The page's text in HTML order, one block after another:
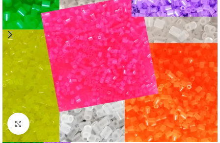
Click to enlarge